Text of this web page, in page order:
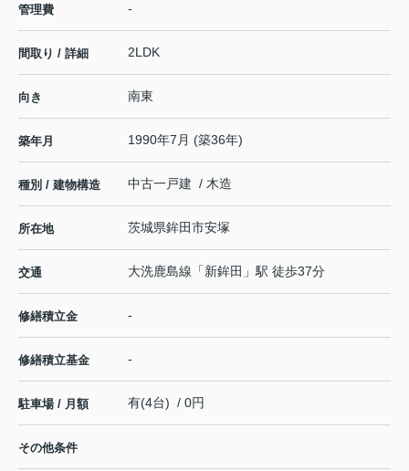
管理費 -
間取り / 詳細 2LDK
向き 南東
築年月 1990年7月 (築36年)
種別 / 建物構造 中古一戸建 / 木造
所在地 茨城県鉾田市安塚
交通 大洗鹿島線 「新鉾田 」駅 徒歩37分
修繕積立金 -
修繕積立基金 -
駐車場 / 月額 有(4台) / 0円
その他条件